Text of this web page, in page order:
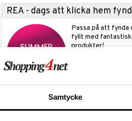
Samtycke
REA - dags att klicka hem
Passa på att fynda
fyllt med
produkter!
Produktinfo